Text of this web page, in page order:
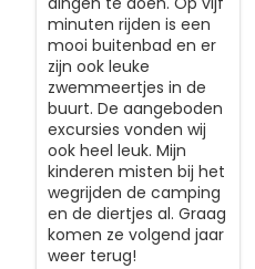
minuten rijden is een
mooi buitenbad en er
zijn ook leuke
zwemmeertjes in de
buurt. De aangeboden
excursies vonden wij
ook heel leuk. Mijn
kinderen misten bij het
wegrijden de camping
en de diertjes al. Graag
komen ze volgend jaar
weer terug!